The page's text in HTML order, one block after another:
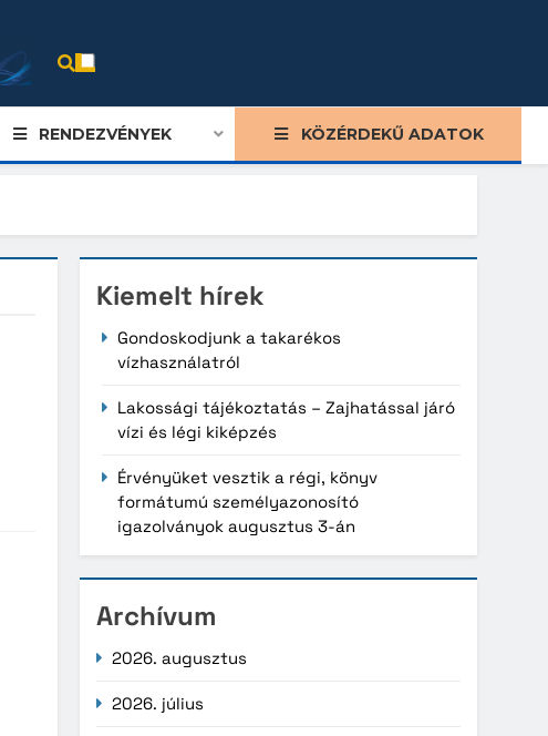
RENDEZVÉNYEK KÖZÉRDEKŰ ADATOK
Kiemelt hírek
Gondoskodjunk a takarékos
vízhasználatról
Lakossági tájékoztatás – Zajhatással járó
vízi és légi kiképzés
Érvényüket vesztik a régi, könyv
formátumú személyazonosító
igazolványok augusztus 3-án
Archívum
2026. augusztus
2026. július